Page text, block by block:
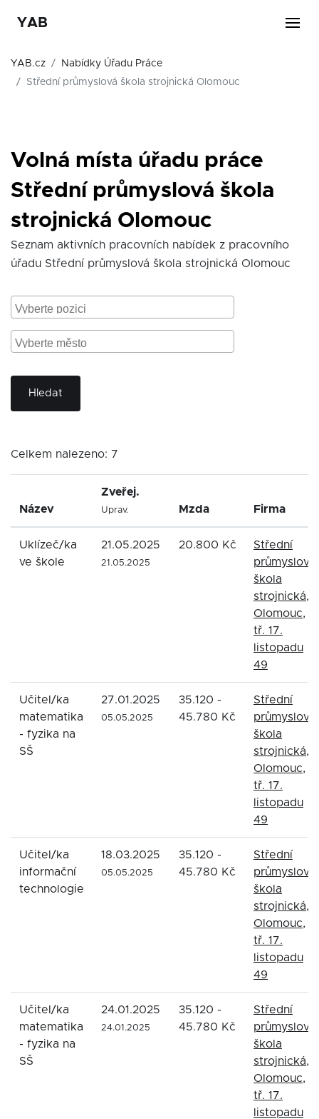
YAB
YAB.cz
Nabídky Úřadu Práce
Střední průmyslová škola strojnická Olomouc
Volná místa úřadu práce
Střední průmyslová škola
strojnická Olomouc
Seznam aktivních pracovních nabídek z pracovního
úřadu Střední průmyslová škola strojnická Olomouc
Hledat
Celkem nalezeno: 7
Název
Zveřej.
Uprav. Mzda Firma
Uklízeč/ka
ve škole
21.05.2025
21.05.2025
20.800 Kč
Střední
průmyslová
škola
strojnická,
Olomouc,
tř. 17.
listopadu
49
Učitel/ka
matematika
- fyzika na
SŠ
27.01.2025
05.05.2025
35.120 -
45.780 Kč
Střední
průmyslová
škola
strojnická,
Olomouc,
tř. 17.
listopadu
49
Učitel/ka
informační
technologie
18.03.2025
05.05.2025
35.120 -
45.780 Kč
Střední
průmyslová
škola
strojnická,
Olomouc,
tř. 17.
listopadu
49
Učitel/ka
matematika
- fyzika na
SŠ
24.01.2025
24.01.2025
35.120 -
45.780 Kč
Střední
průmyslová
škola
strojnická,
Olomouc,
tř. 17.
listopadu